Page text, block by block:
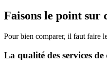
Faisons le point sur
Pour bien comparer, il faut faire
La qualité des services